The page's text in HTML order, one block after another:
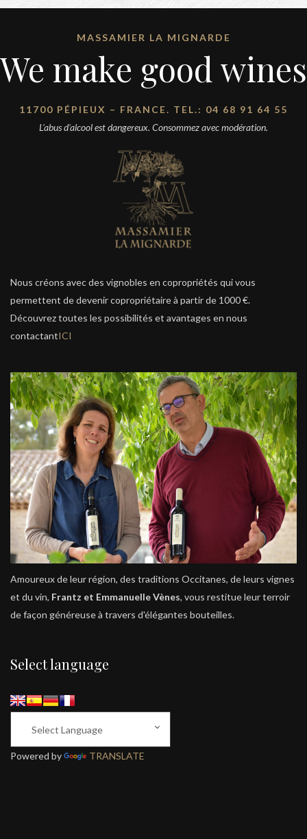
MASSAMIER LA MIGNARDE
We make good wines
11700 PÉPIEUX – FRANCE. TEL.: 04 68 91 64 55
L'abus d'alcool est dangereux. Consommez avec modération.
Nous créons avec des vignobles en copropriétés qui vous
permettent de devenir copropriétaire à partir de 1000 €.
Découvrez toutes les possibilités et avantages en nous
contactantICI
Amoureux de leur région, des traditions Occitanes, de leurs vignes
et du vin, Frantz et Emmanuelle Vènes, vous restitue leur terroir
de façon généreuse à travers d'élégantes bouteilles.
Select language
Powered by TRANSLATE